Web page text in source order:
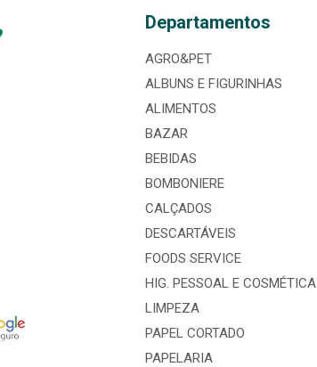
Departamentos
AGRO&PET
ALBUNS E FIGURINHAS
ALIMENTOS
BAZAR
BEBIDAS
BOMBONIERE
CALÇADOS
DESCARTÁVEIS
FOODS SERVICE
HIG. PESSOAL E COSMÉTICA
LIMPEZA
PAPEL CORTADO
PAPELARIA